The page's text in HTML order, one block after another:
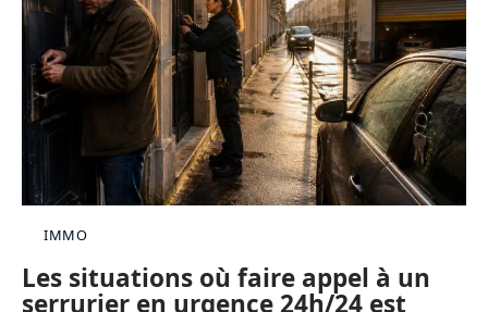
IMMO
Les situations où faire appel à un
serrurier en urgence 24h/24 est